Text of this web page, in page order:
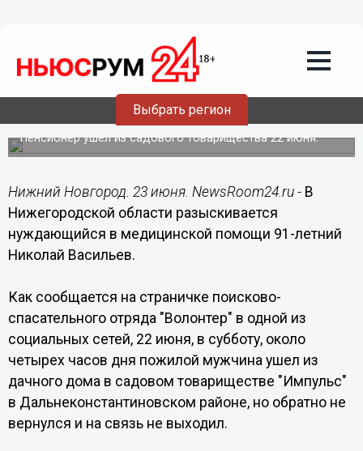
Выбрать регион
23.06.201912:59
91-летний Николай Васильев пропал в
Нижегородской области
Пенсионер ушел из садового товарищества 22 июня.
Нижний Новгород. 23 июня. NewsRoom24.ru - В
Нижегородской области разыскивается
нуждающийся в медицинской помощи 91-летний
Николай Васильев.
Как сообщается на страничке поисково-
спасательного отряда "Волонтер" в одной из
социальных сетей, 22 июня, в субботу, около
четырех часов дня пожилой мужчина ушел из
дачного дома в садовом товариществе "Импульс"
в Дальнеконстантиновском районе, но обратно не
вернулся и на связь не выходил.